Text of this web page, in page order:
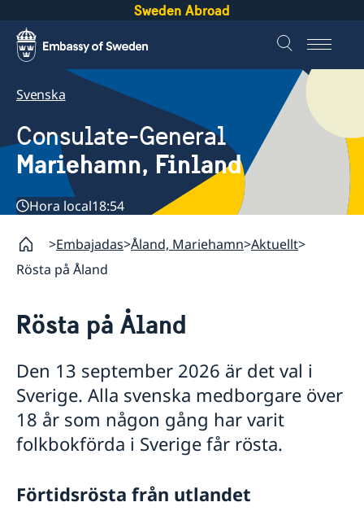
Sweden Abroad
Svenska
Consulate-General
Mariehamn, Finland
Hora local18:54
Embajadas Åland, Mariehamn Aktuellt
Rösta på Åland
Rösta på Åland
Den 13 september 2026 är det val i
Sverige. Alla svenska medborgare över
18 år som någon gång har varit
folkbokförda i Sverige får rösta.
Förtidsrösta från utlandet